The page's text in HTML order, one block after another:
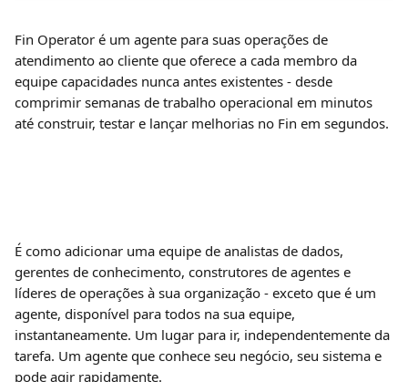
Fin Operator é um agente para suas operações de
atendimento ao cliente que oferece a cada membro da
equipe capacidades nunca antes existentes - desde
comprimir semanas de trabalho operacional em minutos
até construir, testar e lançar melhorias no Fin em segundos.
É como adicionar uma equipe de analistas de dados,
gerentes de conhecimento, construtores de agentes e
líderes de operações à sua organização - exceto que é um
agente, disponível para todos na sua equipe,
instantaneamente. Um lugar para ir, independentemente da
tarefa. Um agente que conhece seu negócio, seu sistema e
pode agir rapidamente.